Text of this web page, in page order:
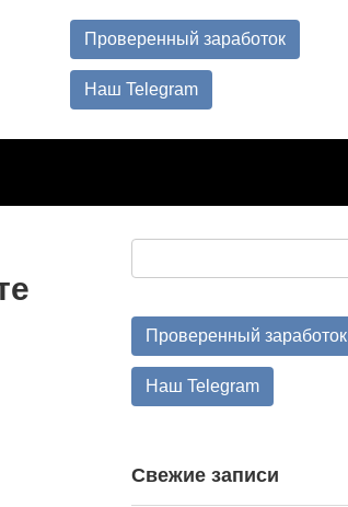
Проверенный заработок
Наш Telegram
Проверенный заработок
Наш Telegram
Свежие записи